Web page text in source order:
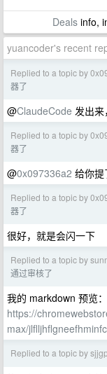
Dealsinfo,
yuancoder's recent
Replied to a topic by
器了
@ClaudeCode 发出来
Replied to a topic by
器了
@0x097336a2 给你
Replied to a topic by
器了
很好，就是会闪一下
Replied to a topic by
通过审核了
我的 markdown 预览：
https://
max/
Replied to a topic by